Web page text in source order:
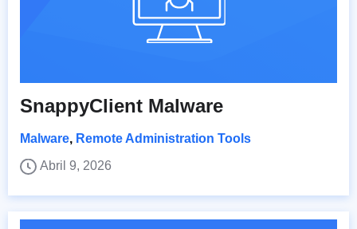
SnappyClient Malware
Malware, Remote Administration Tools
Abril 9, 2026